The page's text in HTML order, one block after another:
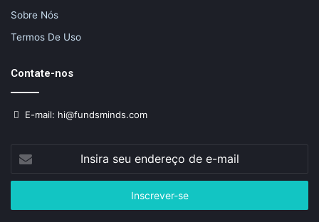
Sobre Nós
Termos De Uso
Contate-nos
E-mail: hi@fundsminds.com
Insira
seu
endereço
e-